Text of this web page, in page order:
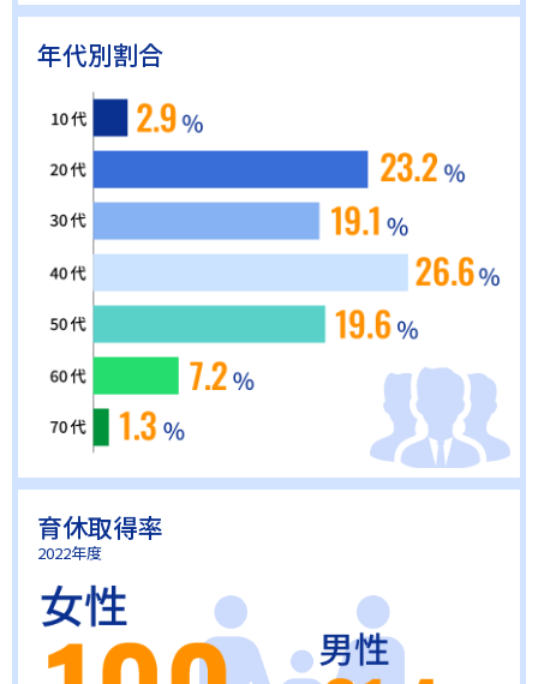
年代別割合
育休取得率
2022年度